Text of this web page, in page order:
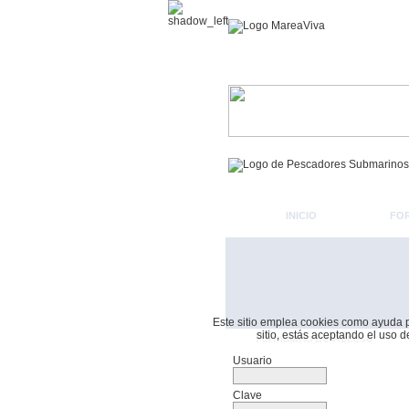
Este sitio emplea cookies como ayuda
sitio, estás aceptando el uso
INICIO
Formulario De Acceso
Usuario
Clave